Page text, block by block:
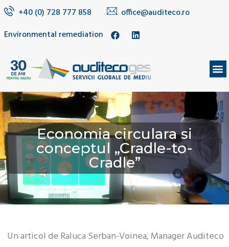
+40 (0) 728 777 858
office@auditeco.ro
Environmental remediation
Economia circulara si
conceptul „Cradle-to-
Cradle”
Un articol de Raluca Serban-Voinea, Manager Auditeco